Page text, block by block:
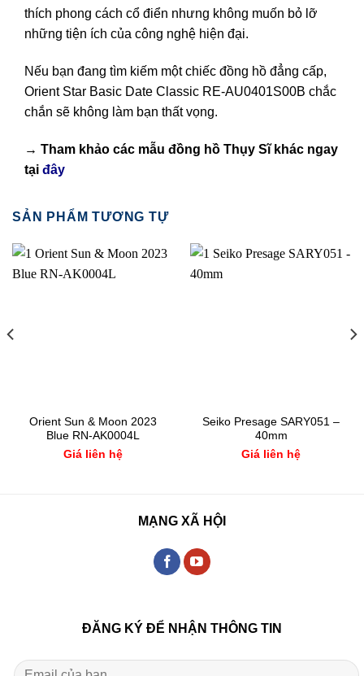
thích phong cách cổ điển nhưng không muốn bỏ lỡ
những tiện ích của công nghệ hiện đại.
Nếu bạn đang tìm kiếm một chiếc đồng hồ đẳng cấp,
Orient Star Basic Date Classic RE-AU0401S00B chắc
chắn sẽ không làm bạn thất vọng.
→ Tham khảo các mẫu đồng hồ Thụy Sĩkhác ngay
tại đây
SẢN PHẨM TƯƠNG TỰ
Orient Sun & Moon 2023
Blue RN-AK0004L
Giá liên hệ
Seiko Presage SARY051 –
40mm
Giá liên hệ
MẠNG XÃ HỘI
ĐĂNG KÝ ĐỂ NHẬN THÔNG TIN